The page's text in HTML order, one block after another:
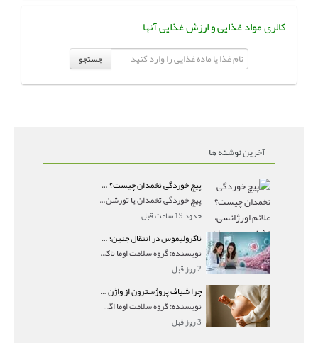
کالری مواد غذایی و ارزش غذایی آنها
جستجو
آخرین نوشته ها
پیچ خوردگی تخمدان چیست؟ علائم اورژانسی، تشخیص و درمان تورشن تخمدان
پیچ خوردگی تخمدان یا تورشن تخمدان زمانی رخ می‌ده
حدود 19 ساعت قبل
تاکرولیموس در انتقال جنین؛ آیا شانس لانه‌گزینی را افزایش می‌دهد؟
نویسنده: گروه سلامت اوما تاکرولیموس در انتقال جنین
2 روز قبل
چرا شیاف پروژسترون از واژن بیرون می‌ریزد؟ میزان جذب و زمان صحیح مصرف
نویسنده: گروه سلامت اوما اگر بعد از گذاشتن شیاف پر
3 روز قبل